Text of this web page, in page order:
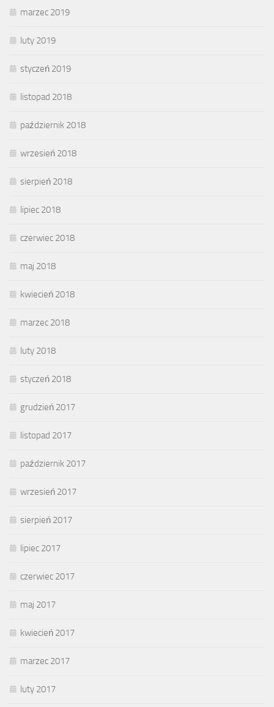
marzec 2019
luty 2019
styczeń 2019
listopad 2018
październik 2018
wrzesień 2018
sierpień 2018
lipiec 2018
czerwiec 2018
maj 2018
kwiecień 2018
marzec 2018
luty 2018
styczeń 2018
grudzień 2017
listopad 2017
październik 2017
wrzesień 2017
sierpień 2017
lipiec 2017
czerwiec 2017
maj 2017
kwiecień 2017
marzec 2017
luty 2017